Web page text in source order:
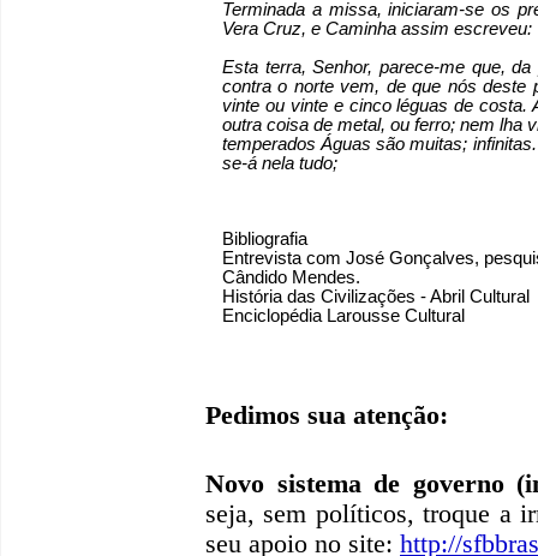
Terminada a missa, iniciaram-se os
Vera Cruz, e Caminha assim escreveu:
Esta terra, Senhor, parece-me que,
contra o norte vem, de que nós deste
vinte ou vinte e cinco léguas de costa.
outra coisa de metal, ou ferro; nem lha
temperados Águas são muitas;
se-á nela tudo;
Bibliografia
Entrevista com José Gonçalves,
Cândido Mendes.
História das Civilizações - Abril Cultural
Enciclopédia Larousse Cultural
Pedimos sua atenção:
Novo sistema de governo
seja, sem políticos, troque a
seu apoio no site: http://